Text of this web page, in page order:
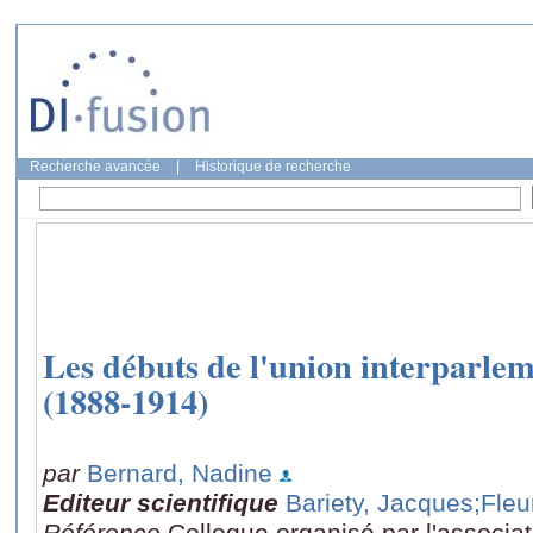
Recherche avancée Historique de recherche
Les débuts de l'union
(1888-1914)
par Bernard, Nadine
Editeur scientifique Bariety, Jacques